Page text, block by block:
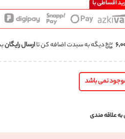
دیگه به سبدت اضافه کن تاارسال رایگان
موجود نمی باشد
به علاقه مندی